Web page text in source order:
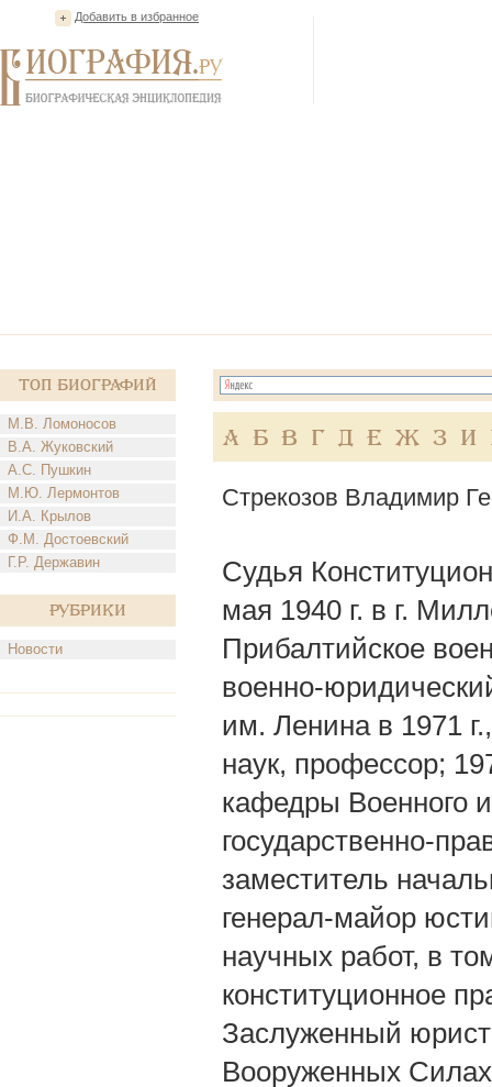
Добавить в избранное
Топ Биографий
М.В. Ломоносов
В.А. Жуковский
А.С. Пушкин
М.Ю. Лермонтов
И.А. Крылов
Ф.М. Достоевский
Г.Р. Державин
Рубрики
Новости
А Б В Г Д Е Ж З И
Стрекозов Владимир
Судья
мая 1940 г. в г.
Прибалтийское
военно-
им. Ленина в 1971
наук, профессор;
кафедры Военного
государственно-
заместитель
генерал-майор
научных работ, в
конституционное
Заслуженный
Вооруженных